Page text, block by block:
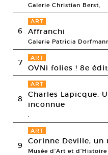
Galerie Christian Berst,
6
ART
Affranchi
Galerie Patricia
7 ART
OVNi folies ! 8e
8
ART
Charles Lapicque.
inconnue
9
ART
Corinne Deville,
Musée d’Art et